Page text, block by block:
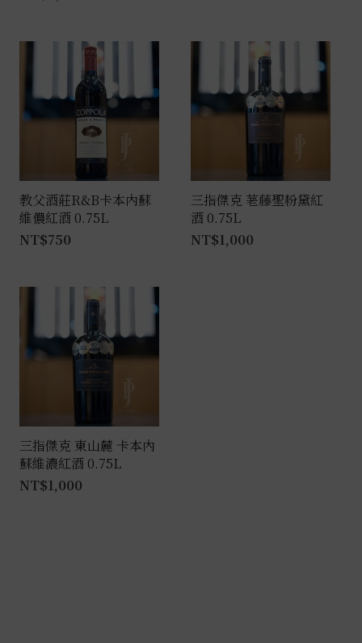
教父酒莊R&B卡本內蘇
維儂紅酒 0.75L
NT$750
三指傑克 荖藤聖粉黛紅
酒 0.75L
NT$1,000
三指傑克 東山麓 卡本內
蘇維濃紅酒 0.75L
NT$1,000